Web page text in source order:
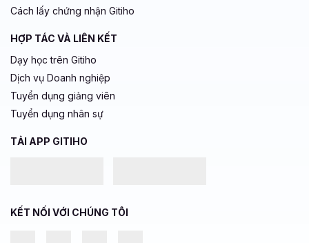
Cách lấy chứng nhận Gitiho
HỢP TÁC VÀ LIÊN KẾT
Dạy học trên Gitiho
Dịch vụ Doanh nghiệp
Tuyển dụng giảng viên
Tuyển dụng nhân sự
TẢI APP GITIHO
KẾT NỐI VỚI CHÚNG TÔI